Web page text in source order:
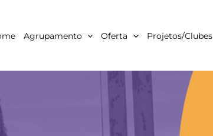
Agrupamento Oferta Projetos/Clubes